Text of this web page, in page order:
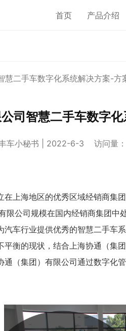
首页 产品介绍
慧二手车数字化系统解决方案-方
司智慧二手车数字
车小秘书 | 2022-6-3 访问量
在上海地区的优秀区域经销商集
限公司规模在国内经销商集团中
车行业提供优秀的智慧二手车
平衡的现状，结合上海协通（集
（集团）有限公司通过数字化